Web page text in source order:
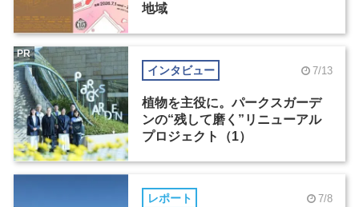
地域
インタビュー 7/13
植物を主役に。パークスガーデ
ンの“残して磨く”リニューアル
プロジェクト（1）
PR
レポート 7/8